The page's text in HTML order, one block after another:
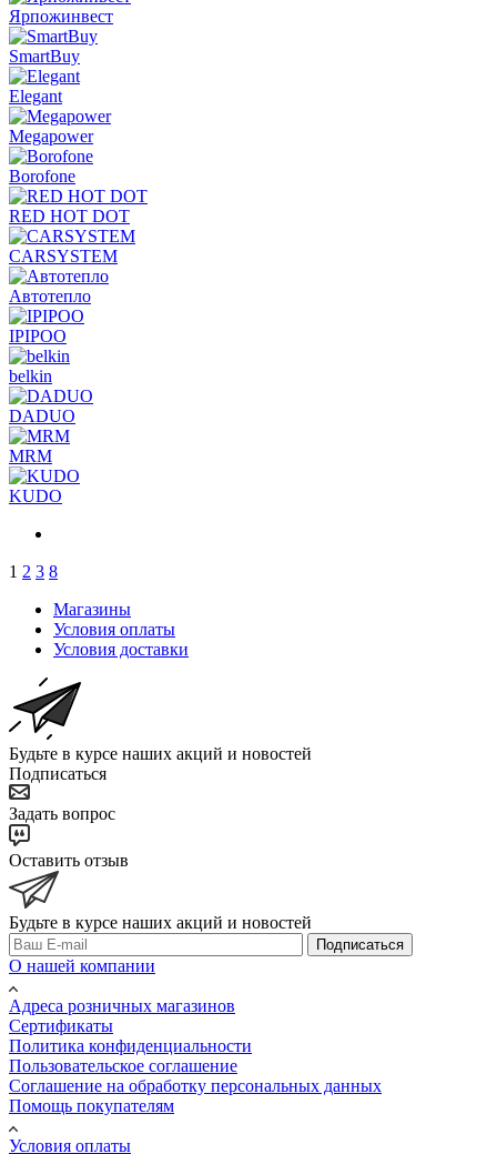
Яpпoжинвecт
SmartBuy
Elegant
Megapower
Borofone
RED HOT DOT
CARSYSTEM
Автотепло
IPIPOO
belkin
DADUO
MRM
KUDO
1 2 3 8
Магазины
Условия оплаты
Условия доставки
Будьте в курсе наших акций и новостей
Подписаться
Задать вопрос
Оставить отзыв
Будьте в курсе наших акций и новостей
Подписаться
О нашей компании
Адреса розничных магазинов
Сертификаты
Политика конфиденциальности
Пользовательское соглашение
Соглашение на обработку персональных данных
Помощь покупателям
Условия оплаты